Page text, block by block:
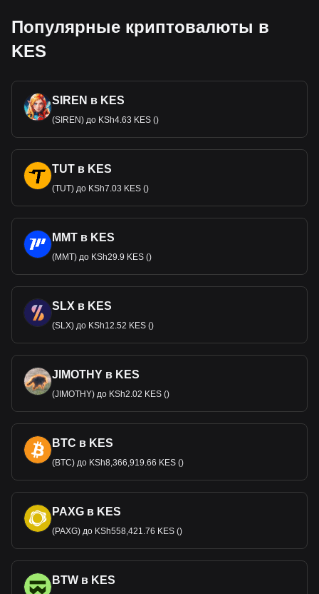
Популярные криптовалюты в
KES
SIREN в KES
(SIREN) до KSh4.63 KES ()
TUT в KES
(TUT) до KSh7.03 KES ()
MMT в KES
(MMT) до KSh29.9 KES ()
SLX в KES
(SLX) до KSh12.52 KES ()
JIMOTHY в KES
(JIMOTHY) до KSh2.02 KES ()
BTC в KES
(BTC) до KSh8,366,919.66 KES ()
PAXG в KES
(PAXG) до KSh558,421.76 KES ()
BTW в KES